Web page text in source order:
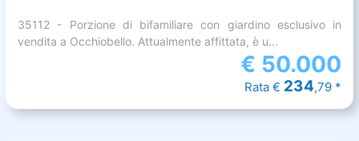
35112 - Porzione di bifamiliare con giardino esclusivo in
vendita a Occhiobello. Attualmente affittata, è u...
€ 50.000
Rata € 234,79 *